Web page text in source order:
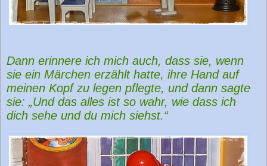
Dann erinnere ich mich auch, dass sie, wenn
sie ein Märchen erzählt hatte, ihre Hand auf
meinen Kopf zu legen pflegte, und dann sagte
sie: „Und das alles ist so wahr, wie dass ich
dich sehe und du mich siehst.“